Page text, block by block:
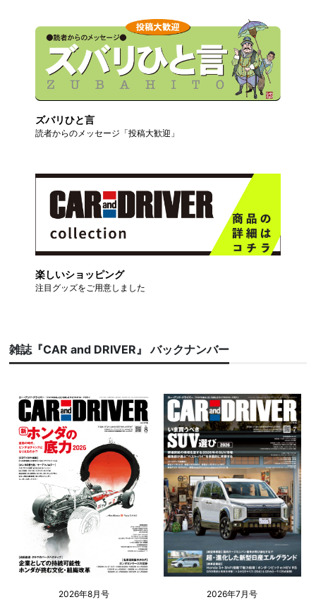
ズバリひと言
読者からのメッセージ「投稿大歓迎」
楽しいショッピング
注目グッズをご用意しました
雑誌『CAR and DRIVER』 バックナンバー
2026年8月号 2026年7月号